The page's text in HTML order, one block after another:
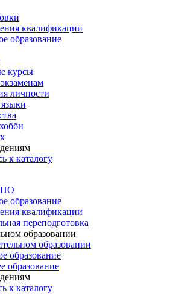
квалификации
образование
курсы
личности
к каталогу
образование
квалификации
переподготовка
образовании
образовании
образование
образование
к каталогу